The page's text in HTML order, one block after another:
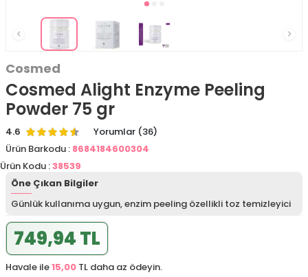
Cosmed
Cosmed Alight Enzyme Peeling
Powder 75 gr
4.6
Yorumlar (36)
Ürün Barkodu : 8684184600304
Ürün Kodu :38539
Öne Çıkan Bilgiler
Günlük kullanıma uygun, enzim peeling özellikli toz temizleyici
749,94 TL
Havale ile15,00 TL daha az ödeyin.